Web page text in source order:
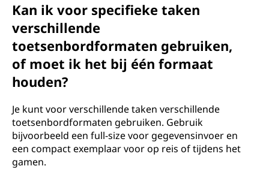
Kan ik voor specifieke taken
verschillende
toetsenbordformaten gebruiken,
of moet ik het bij één formaat
houden?
Je kunt voor verschillende taken verschillende
toetsenbordformaten gebruiken. Gebruik
bijvoorbeeld een full-size voor gegevensinvoer en
een compact exemplaar voor op reis of tijdens het
gamen.